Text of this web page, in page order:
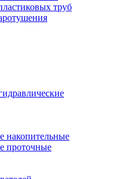
труб
накопительные
проточные